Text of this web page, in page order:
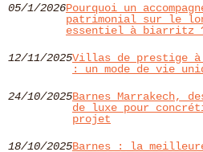
05/1/2026Pourquoi un
patrimonial sur le
essentiel à biarritz
12/11/2025Villas de prestige
: un mode de vie
24/10/2025Barnes Marrakech,
de luxe pour
projet
18/10/2025Barnes : la